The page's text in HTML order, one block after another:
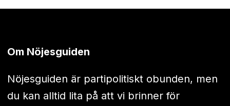
Om Nöjesguiden
Nöjesguiden är partipolitiskt obunden, men
du kan alltid lita på att vi brinner för